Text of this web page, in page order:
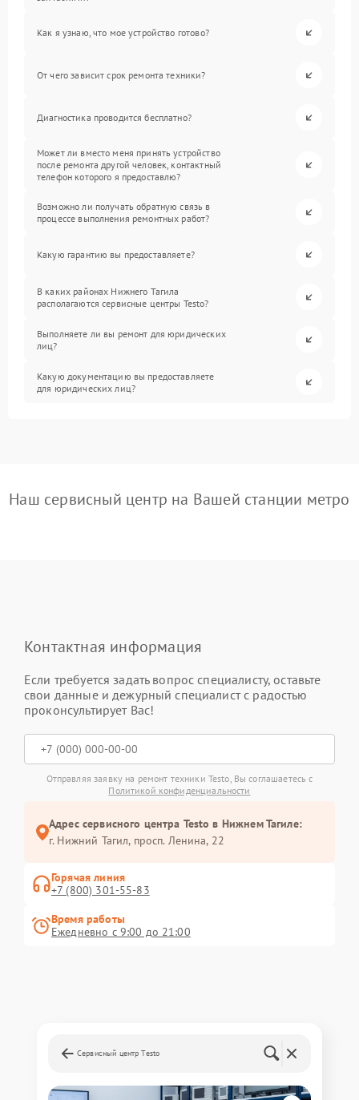
Как я узнаю, что мое устройство готово?
От чего зависит срок ремонта техники?
Диагностика проводится бесплатно?
Может ли вместо меня принять устройство
после ремонта другой человек, контактный
телефон которого я предоставлю?
Возможно ли получать обратную связь в
процессе выполнения ремонтных работ?
Какую гарантию вы предоставляете?
В каких районах Нижнего Тагила
располагаются сервисные центры Testo?
Выполняете ли вы ремонт для юридических
лиц?
Какую документацию вы предоставляете
для юридических лиц?
Наш сервисный центр на Вашей станции метро
Контактная информация
Если требуется задать вопрос специалисту, оставьте
свои данные и дежурный специалист с радостью
проконсультирует Вас!
Отправляя заявку на ремонт техники Testo, Вы соглашаетесь с
Политикой конфиденциальности
Адрес сервисного центра Testo в Нижнем Тагиле:
г. Нижний Тагил, просп. Ленина, 22
Горячая линия
+7 (800) 301-55-83
Время работы
Ежедневно с 9:00 до 21:00
Сервисный центр Testo